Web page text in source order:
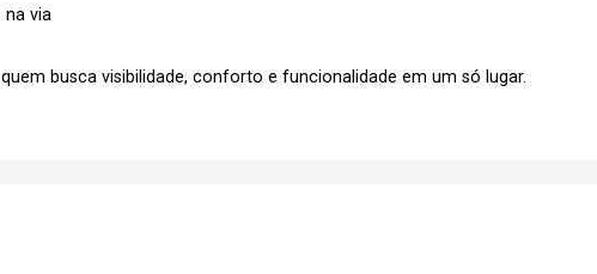
na via
busca visibilidade, conforto e funcionalidade em um só lugar.